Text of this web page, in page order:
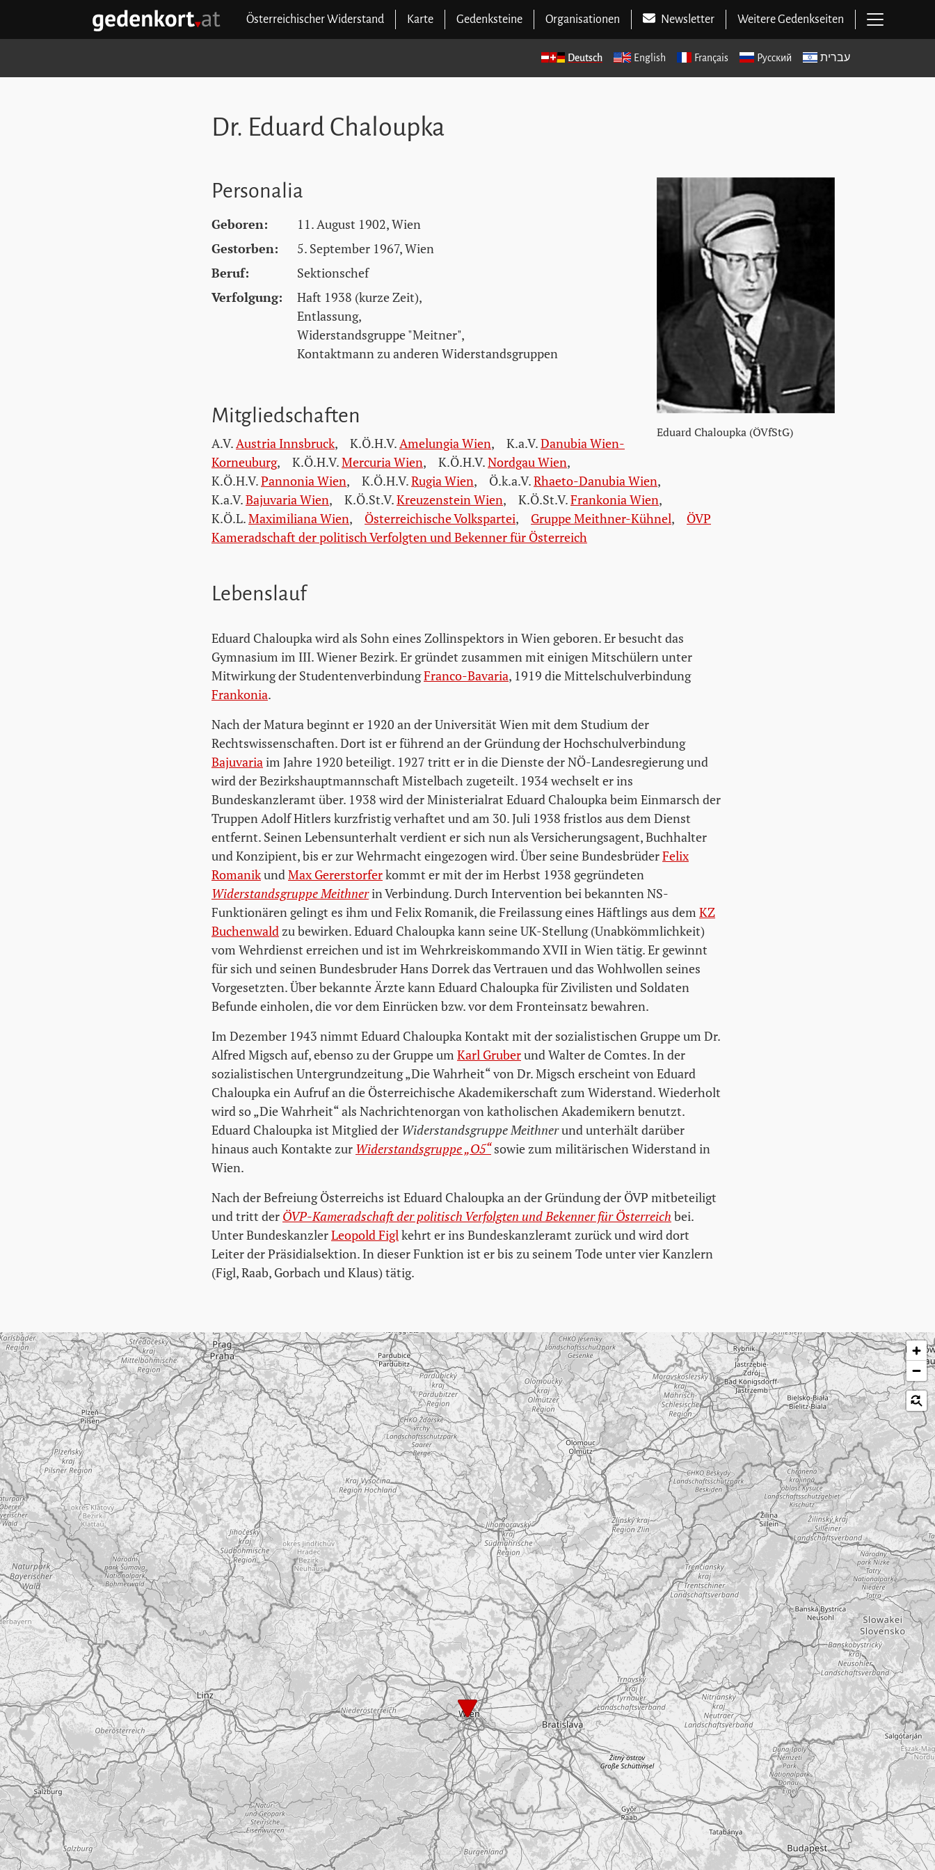
Zum Hauptinhalt springen
Zum Hauptmenü springen
Zu den Quicklinks springen
GEDENKORT - STARTSEITE
Österreichischer Widerstand Karte Gedenksteine Organisationen Newsletter Weitere Gedenkseiten
Deutsch English Français Русский עברית
Dr. Eduard Chaloupka
Eduard Chaloupka (ÖVfStG)
Personalia
Geboren:
11. August 1902, Wien
Gestorben:
5. September 1967, Wien
Beruf:
Sektionschef
Verfolgung:
Haft 1938 (kurze Zeit),
Entlassung,
Widerstandsgruppe "Meitner",
Kontaktmann zu anderen Widerstandsgruppen
Mitgliedschaften
A.V.Austria Innsbruck, K.Ö.H.V.Amelungia Wien, K.a.V.Danubia Wien-
Korneuburg, K.Ö.H.V.Mercuria Wien, K.Ö.H.V.Nordgau Wien,
K.Ö.H.V.Pannonia Wien, K.Ö.H.V.Rugia Wien, Ö.k.a.V.Rhaeto-Danubia Wien,
K.a.V.Bajuvaria Wien, K.Ö.St.V.Kreuzenstein Wien, K.Ö.St.V.Frankonia Wien,
K.Ö.L.Maximiliana Wien, Österreichische Volkspartei, Gruppe Meithner-Kühnel, ÖVP
Kameradschaft der politisch Verfolgten und Bekenner für Österreich
Lebenslauf
Eduard Chaloupka wird als Sohn eines Zollinspektors in Wien geboren. Er besucht das
Gymnasium im III. Wiener Bezirk. Er gründet zusammen mit einigen Mitschülern unter
Mitwirkung der StudentenverbindungFranco-Bavaria, 1919 die Mittelschulverbindung
Frankonia.
Nach der Matura beginnt er 1920 an der Universität Wien mit dem Studium der
Rechtswissenschaften. Dort ist er führend an der Gründung der Hochschulverbindung
Bajuvariaim Jahre 1920 beteiligt. 1927 tritt er in die Dienste der NÖ-Landesregierung und
wird der Bezirkshauptmannschaft Mistelbach zugeteilt. 1934 wechselt er ins
Bundeskanzleramt über. 1938 wird der Ministerialrat Eduard Chaloupka beim Einmarsch der
Truppen Adolf Hitlers kurzfristig verhaftet und am 30. Juli 1938 fristlos aus dem Dienst
entfernt. Seinen Lebensunterhalt verdient er sich nun als Versicherungsagent, Buchhalter
und Konzipient, bis er zur Wehrmacht eingezogen wird. Über seine BundesbrüderFelix
RomanikundMax Gererstorferkommt er mit der im Herbst 1938 gegründeten
Widerstandsgruppe Meithnerin Verbindung. Durch Intervention bei bekannten NS-
Funktionären gelingt es ihm und Felix Romanik, die Freilassung eines Häftlings aus dem KZ
Buchenwaldzu bewirken. Eduard Chaloupka kann seine UK-Stellung (Unabkömmlichkeit)
vom Wehrdienst erreichen und ist im Wehrkreiskommando XVII in Wien tätig. Er gewinnt
für sich und seinen Bundesbruder Hans Dorrek das Vertrauen und das Wohlwollen seines
Vorgesetzten. Über bekannte Ärzte kann Eduard Chaloupka für Zivilisten und Soldaten
Befunde einholen, die vor dem Einrücken bzw. vor dem Fronteinsatz bewahren.
Im Dezember 1943 nimmt Eduard Chaloupka Kontakt mit der sozialistischen Gruppe um Dr.
Alfred Migsch auf, ebenso zu der Gruppe um Karl Gruberund Walter de Comtes. In der
sozialistischen Untergrundzeitung „Die Wahrheit“ von Dr. Migsch erscheint von Eduard
Chaloupka ein Aufruf an die Österreichische Akademikerschaft zum Widerstand. Wiederholt
wird so „Die Wahrheit“ als Nachrichtenorgan von katholischen Akademikern benutzt.
Eduard Chaloupka ist Mitglied der Widerstandsgruppe Meithnerund unterhält darüber
hinaus auch Kontakte zur Widerstandsgruppe „O5“sowie zum militärischen Widerstand in
Wien.
Nach der Befreiung Österreichs ist Eduard Chaloupka an der Gründung der ÖVP mitbeteiligt
und tritt der ÖVP-Kameradschaft der politisch Verfolgten und Bekenner für Österreich bei.
Unter BundeskanzlerLeopold Figlkehrt er ins Bundeskanzleramt zurück und wird dort
Leiter der Präsidialsektion. In dieser Funktion ist er bis zu seinem Tode unter vier Kanzlern
(Figl, Raab, Gorbach und Klaus) tätig.
Karte überspringen